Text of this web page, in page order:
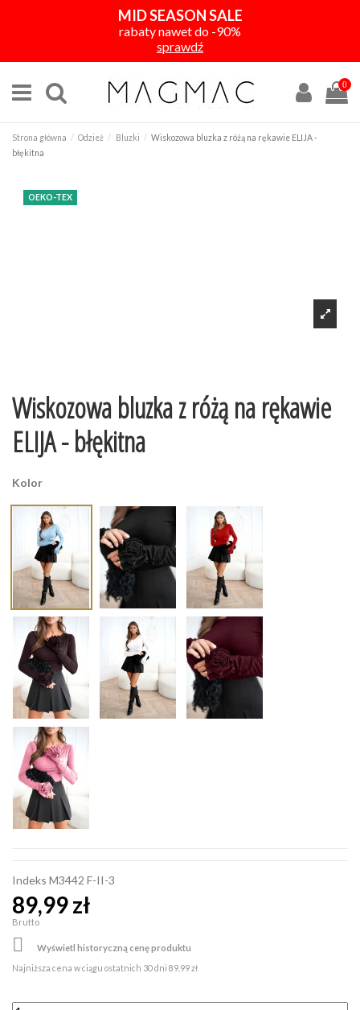
MID SEASON SALE
rabaty nawet do -90%
sprawdź
0
Strona główna Odzież Bluzki
Wiskozowa bluzka z różą na rękawie ELIJA -
błękitna
OEKO-TEX
Wiskozowa bluzka z różą na rękawie
ELIJA - błękitna
Kolor
Indeks M3442 F-II-3
89,99 zł
Brutto

Wyświetl historyczną cenę produktu
Najniższa cena w ciągu ostatnich 30 dni 89,99 zł